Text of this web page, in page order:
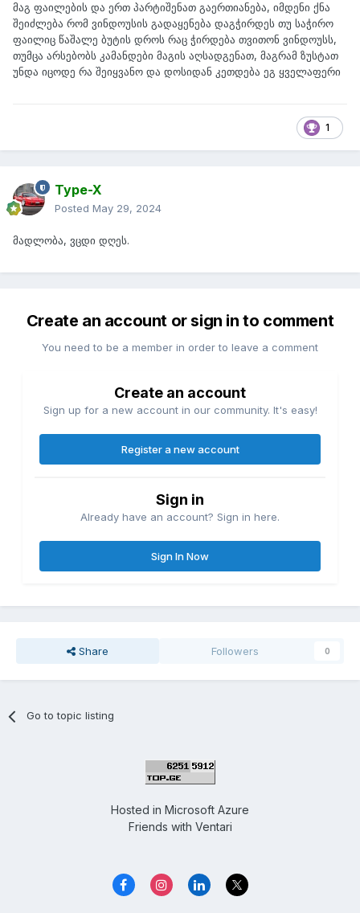
მაგ ფაილების და ერთ პარტიშენათ გაერთიანება, იმდენი ქნა
შეიძლება რომ ვინდოუსის გადაყენება დაგჭირდეს თუ საჭირო
ფაილიც წაშალე ბუტის დროს რაც ჭირდება თვითონ ვინდოუსს,
თუმცა არსებობს კამანდები მაგის აღსადგენათ, მაგრამ ზუსტათ
უნდა იცოდე რა შეიყვანო და დოსიდან კეთდება ეგ ყველაფერი
1
Type-X
Posted May 29, 2024
მადლობა, ვცდი დღეს.
Create an account or sign in to comment
You need to be a member in order to leave a comment
Create an account
Sign up for a new account in our community. It's easy!
Register a new account
Sign in
Already have an account? Sign in here.
Sign In Now
Share Followers 0
Go to topic listing
Hosted in Microsoft Azure
Friends with Ventari